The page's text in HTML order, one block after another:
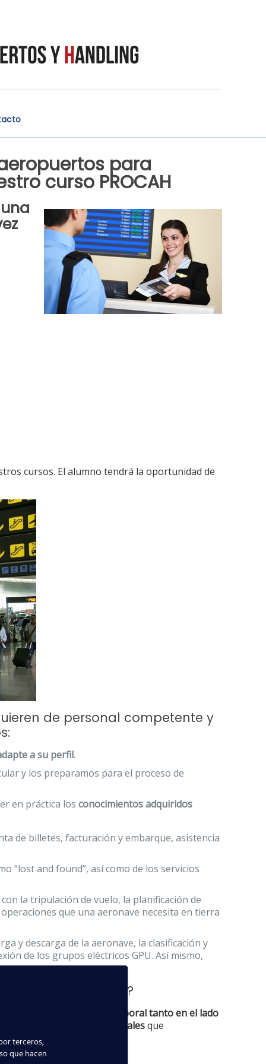
para
curso PROCAH
cursos. El alumno tendrá la oportunidad de
de personal competente y
a su perfil.
y los preparamos para el proceso de
en práctica losconocimientos adquiridos
de billetes, facturación y embarque, asistencia
“lost and found”, así como de los servicios
la tripulación de vuelo, la planificación de
que una aeronave necesita en tierra
y descarga de la aeronave, la clasificación y
de los grupos eléctricos GPU. Así mismo,
?
para obtener un puesto laboral tanto en el lado
actividades esencialesque
terceros,
que hacen